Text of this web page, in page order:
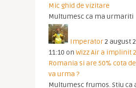
Mic ghid de vizitare
Multumesc ca ma urmariti
Imperator2 august
11:10 on Wizz Air a implinit
Romania si are 50% cota
va urma ?
Multumesc frumos. Stiu ca